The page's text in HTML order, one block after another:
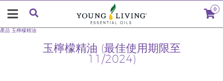
0
玉檸檬精油 (最佳使用期限至
11/2024)
產品 玉檸檬精油